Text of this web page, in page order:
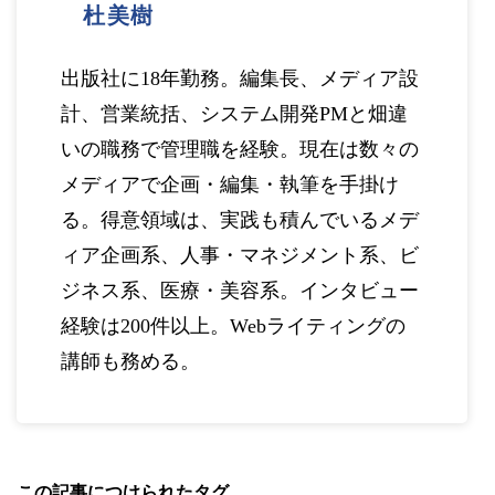
杜美樹
出版社に18年勤務。編集長、メディア設
計、営業統括、システム開発PMと畑違
いの職務で管理職を経験。現在は数々の
メディアで企画・編集・執筆を手掛け
る。得意領域は、実践も積んでいるメデ
ィア企画系、人事・マネジメント系、ビ
ジネス系、医療・美容系。インタビュー
経験は200件以上。Webライティングの
講師も務める。